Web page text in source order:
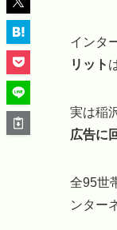
インタ
リット
実は稲
広告に
全95世
ンター